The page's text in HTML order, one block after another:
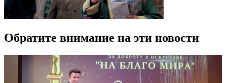
Обратите внимание на эти новости